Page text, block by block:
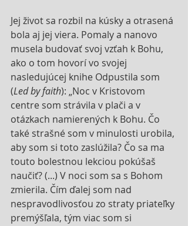
Jej život sa rozbil na kúsky a otrasená
bola aj jej viera. Pomaly a nanovo
musela budovať svoj vzťah k Bohu,
ako o tom hovorí vo svojej
nasledujúcej knihe Odpustila som
(Led by faith): „Noc v Kristovom
centre som strávila v plači a v
otázkach namierených k Bohu. Čo
také strašné som v minulosti urobila,
aby som si toto zaslúžila? Čo sa ma
touto bolestnou lekciou pokúšaš
naučiť? (...) V noci som sa s Bohom
zmierila. Čím ďalej som nad
nespravodlivosťou zo straty priateľky
premýšľala, tým viac som si